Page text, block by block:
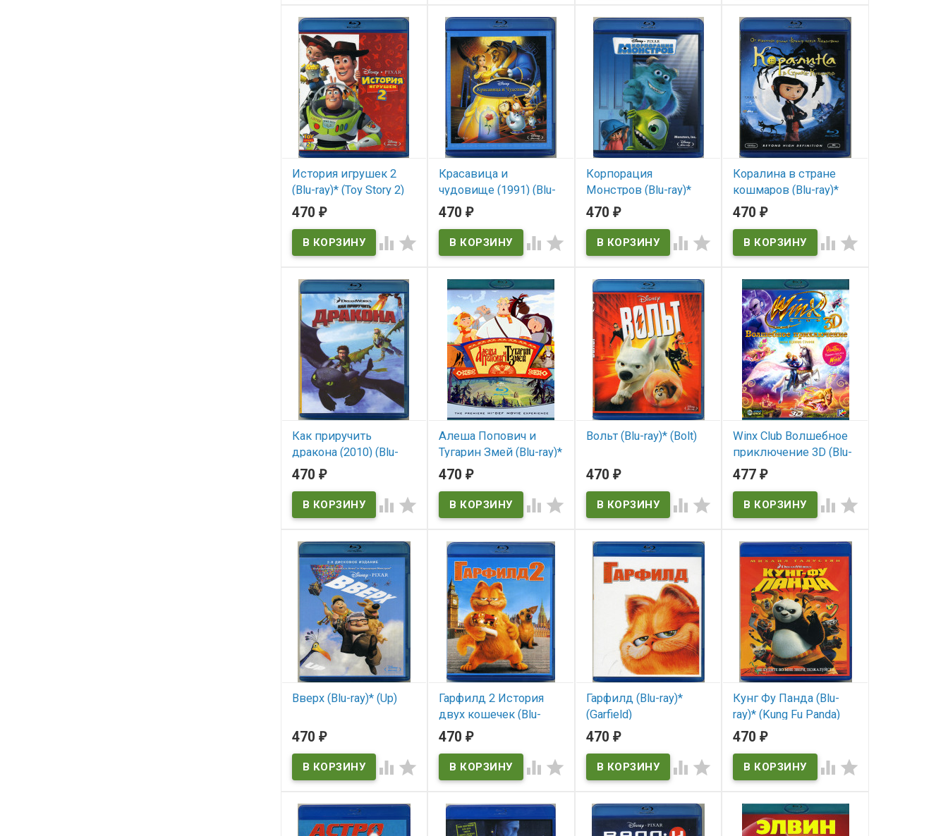
В наличии
Star Wars: The Clone Wars
История игрушек 2
(Blu-ray)* (Toy Story 2)
В наличии
Toy Story 2
470 ₽
 
Красавица и
чудовище (1991) (Blu-
ray)* (Beauty and the
470₽
 
Корпорация
Монстров (Blu-ray)*
(Monsters, Inc)
В наличии
Monsters, Inc
470 ₽
 
Коралина в стране
кошмаров (Blu-ray)*
(Coraline)
В наличии
Coraline
470₽
 
Как приручить
дракона (2010) (Blu-
ray)* (How to train your
470 ₽
 
Алеша Попович и
Тугарин Змей (Blu-ray)*
В наличии
470₽
 
Вольт (Blu-ray)* (Bolt)
470 ₽
 
Winx Club Волшебное
приключение 3D (Blu-
ray)* (Winx Club 3D:
Adventure
477₽
 
Вверх (Blu-ray)* (Up)
470 ₽
 
Гарфилд 2 История
двух кошечек (Blu-
ray)* (Garfield: A Tail of
470₽
 
Гарфилд (Blu-ray)*
(Garfield)
В наличии
Garfield
470 ₽
 
Кунг Фу Панда (Blu-
ray)* (Kung Fu Panda)
В наличии
Kung Fu Panda
470₽
 